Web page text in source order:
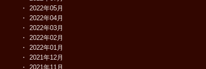
2022年05月
2022年04月
2022年03月
2022年02月
2022年01月
2021年12月
2021年11月